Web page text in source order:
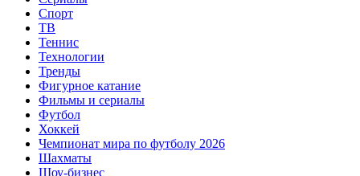
Спорт
ТВ
Теннис
Технологии
Тренды
Фигурное катание
Фильмы и сериалы
Футбол
Хоккей
Чемпионат мира по футболу 2026
Шахматы
Шоу-бизнес